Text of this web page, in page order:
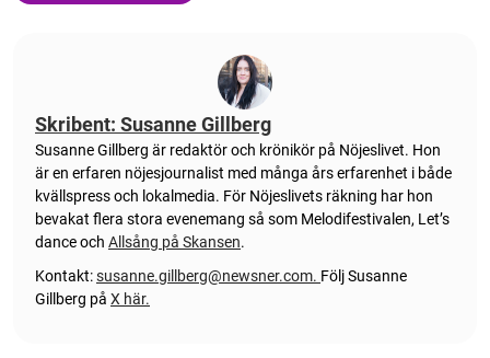
Skribent: Susanne Gillberg
Susanne Gillberg är redaktör och krönikör på Nöjeslivet. Hon
är en erfaren nöjesjournalist med många års erfarenhet i både
kvällspress och lokalmedia. För Nöjeslivets räkning har hon
bevakat flera stora evenemang så som Melodifestivalen, Let’s
dance och Allsång på Skansen.
Kontakt:susanne.gillberg@newsner.com. Följ Susanne
Gillberg på X här.